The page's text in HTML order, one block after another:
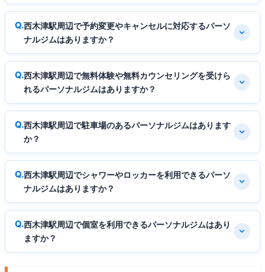
西木津駅周辺で予約変更やキャンセルに対応するパーソ
ナルジムはありますか？
西木津駅周辺で無料体験や無料カウンセリングを受けら
れるパーソナルジムはありますか？
西木津駅周辺で駐車場のあるパーソナルジムはあります
か？
西木津駅周辺でシャワーやロッカーを利用できるパーソ
ナルジムはありますか？
西木津駅周辺で個室を利用できるパーソナルジムはあり
ますか？